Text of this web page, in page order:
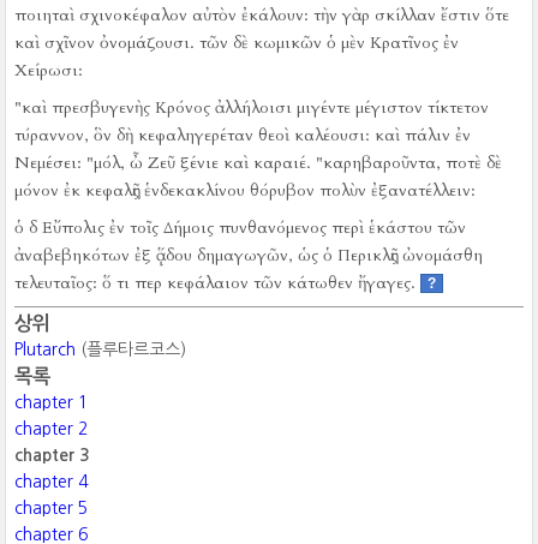
ποιηταὶ σχινοκέφαλον αὐτὸν ἐκάλουν: τὴν γὰρ σκίλλαν ἔστιν ὅτε
καὶ σχῖνον ὀνομάζουσι. τῶν δὲ κωμικῶν ὁ μὲν Κρατῖνος ἐν
Χείρωσι:
"καὶ πρεσβυγενὴς Κρόνος ἀλλήλοισι μιγέντε μέγιστον τίκτετον
τύραννον, ὃν δὴ κεφαληγερέταν θεοὶ καλέουσι: καὶ πάλιν ἐν
Νεμέσει: "μόλ, ὦ Ζεῦ ξένιε καὶ καραιέ. "καρηβαροῦντα, ποτὲ δὲ
μόνον ἐκ κεφαλῆς ἑνδεκακλίνου θόρυβον πολὺν ἐξανατέλλειν:
ὁ δ Εὔπολις ἐν τοῖς Δήμοις πυνθανόμενος περὶ ἑκάστου τῶν
ἀναβεβηκότων ἐξ ᾅδου δημαγωγῶν, ὡς ὁ Περικλῆς ὠνομάσθη
τελευταῖος: ὅ τι περ κεφάλαιον τῶν κάτωθεν ἤγαγες. ?
상위
Plutarch (플루타르코스)
목록
chapter 1
chapter 2
chapter 3
chapter 4
chapter 5
chapter 6